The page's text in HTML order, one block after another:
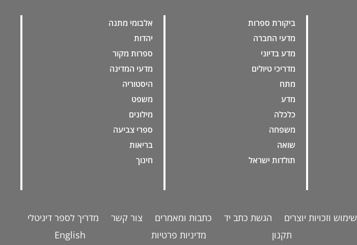
ביקורת ספרות
מדעי החברה
מדע בדיוני
מדריכי טיולים
מתח
מדע
כלכלה
משפחה
שואה
תולדות ישראל
אלבומי מתנה
יהדות
ספרות מקור
מדעי המדינה
היסטוריה
משפט
מילונים
ספרי צביעה
בריאות
חינוך
שימוש וזכויות יוצרים הגשת כתב יד כתבות ומאמרים צור קשר
מדריך לספר דיגיטלי
תקנון מדיניות פרטיות English